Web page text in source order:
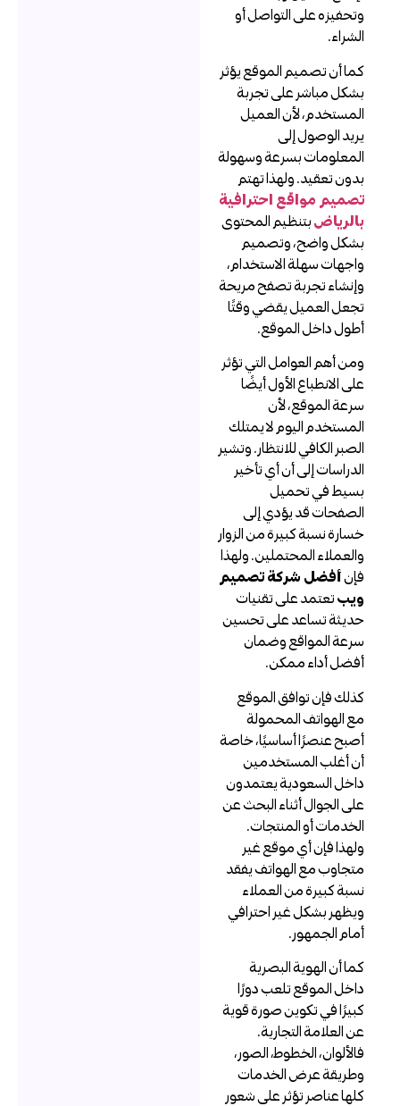
وتحفيزه على التواصل أو
كما أن تصميم الموقع يؤثر
بشكل مباشر على تجربة
المستخدم، لأن العميل
يريد الوصول إلى
المعلومات بسرعة وسهولة
بدون تعقيد. ولهذا تهتم
تصميم مواقع احترافية
بالرياضبتنظيم المحتوى
بشكل واضح، وتصميم
واجهات سهلة الاستخدام،
وإنشاء تجربة تصفح مريحة
تجعل العميل يقضي وقتًا
أطول داخل الموقع.
ومن أهم العوامل التي تؤثر
على الانطباع الأول أيضًا
سرعة الموقع، لأن
المستخدم اليوم لا يمتلك
الصبر الكافي للانتظار. وتشير
الدراسات إلى أن أي تأخير
بسيط في تحميل
الصفحات قد يؤدي إلى
خسارة نسبة كبيرة من الزوار
والعملاء المحتملين. ولهذا
أفضل شركة تصميم
تعتمد على تقنيات
حديثة تساعد على تحسين
سرعة المواقع وضمان
أفضل أداء ممكن.
كذلك فإن توافق الموقع
مع الهواتف المحمولة
أصبح عنصرًا أساسيًا، خاصة
أن أغلب المستخدمين
داخل السعودية يعتمدون
على الجوال أثناء البحث عن
الخدمات أو المنتجات.
ولهذا فإن أي موقع غير
متجاوب مع الهواتف يفقد
نسبة كبيرة من العملاء
ويظهر بشكل غير احترافي
أمام الجمهور.
كما أن الهوية البصرية
داخل الموقع تلعب دورًا
كبيرًا في تكوين صورة قوية
عن العلامة التجارية.
فالألوان، الخطوط، الصور،
وطريقة عرض الخدمات
كلها عناصر تؤثر على شعور